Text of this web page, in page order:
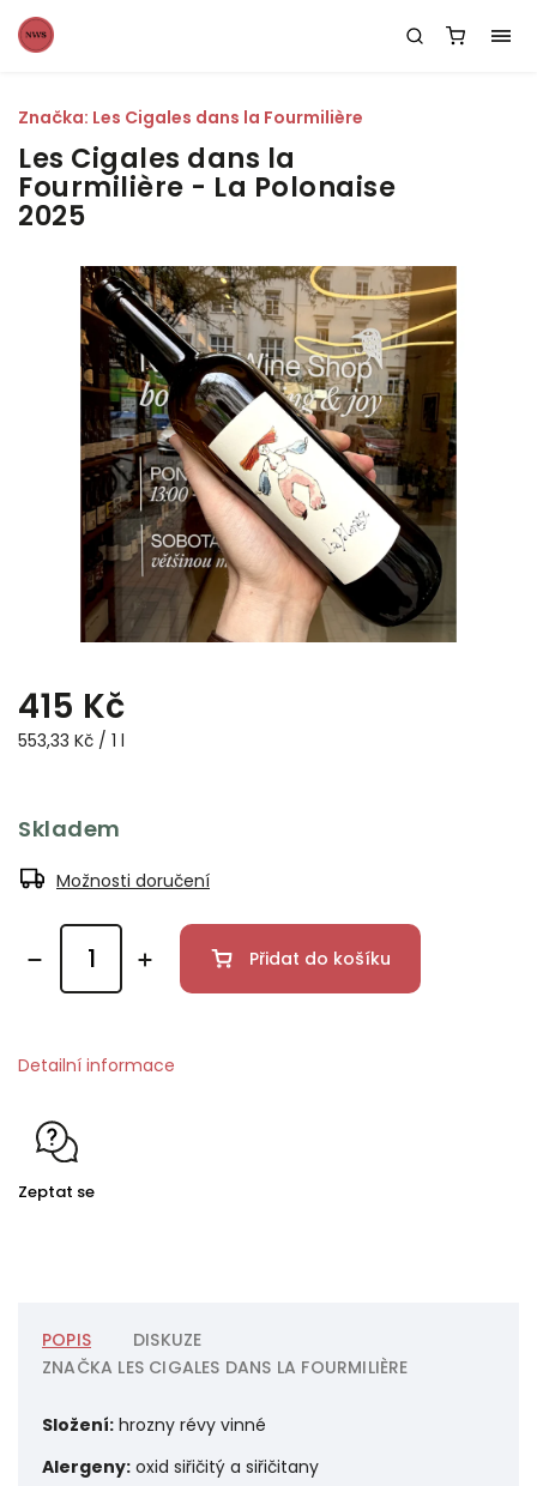
Les Cigales dans la
Fourmilière - La Polonaise
2025
415 Kč
553,33 Kč / 1 l
Značka: Les Cigales dans la Fourmilière
Skladem
Možnosti doručení
Přidat do košíku
Detailní informace
Zeptat se
POPIS
DISKUZE
ZNAČKA LES CIGALES DANS LA FOURMILIÈRE
Složení: hrozny révy vinné
Alergeny: oxid siřičitý a siřičitany